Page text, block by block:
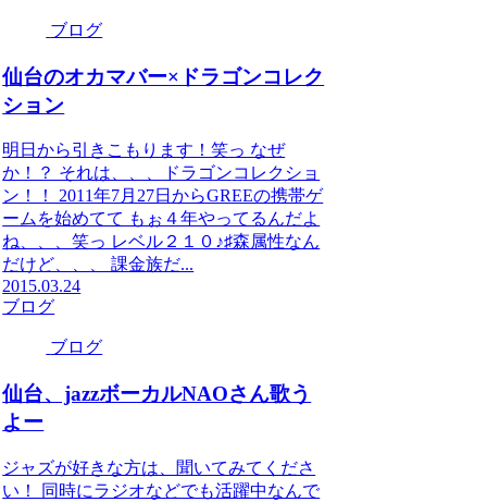
ブログ
仙台のオカマバー×ドラゴンコレク
ション
明日から引きこもります！笑っ なぜ
か！？ それは、、、ドラゴンコレクショ
ン！！ 2011年7月27日からGREEの携帯ゲ
ームを始めてて もぉ４年やってるんだよ
ね、、、笑っ レベル２１０♪♯森属性なん
だけど、、、 課金族だ...
2015.03.24
ブログ
ブログ
仙台、jazzボーカルNAOさん歌う
よー
ジャズが好きな方は、聞いてみてくださ
い！ 同時にラジオなどでも活躍中なんで